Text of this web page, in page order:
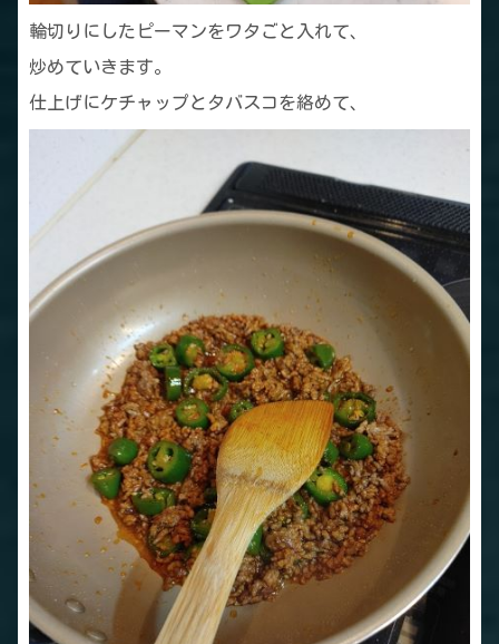
輪切りにしたピーマンをワタごと入れて、
炒めていきます。
仕上げにケチャップとタバスコを絡めて、